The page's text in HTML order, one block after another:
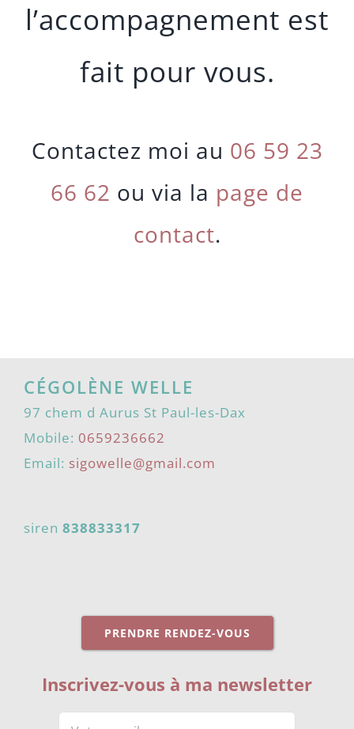
l’accompagnement est
fait pour vous.
Contactez moi au 06 59 23
66 62 ou via la page de
contact.
CÉGOLÈNE WELLE
97 chem d Aurus St Paul-les-Dax
Mobile: 0659236662
Email: sigowelle@gmail.com
siren 838833317
PRENDRE RENDEZ-VOUS
Inscrivez-vous à ma newsletter